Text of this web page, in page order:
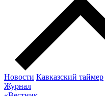
Новости Кавказский таймер
Журнал